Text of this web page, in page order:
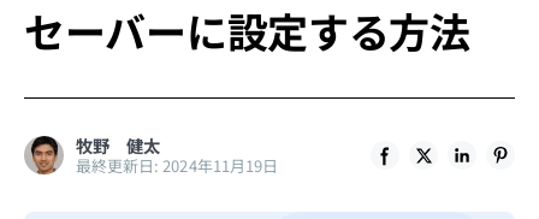
BuhoRepair
BuhoLaunchpad
その他
セーバーに設定する方法
牧野 健太
最終更新日: 2024年11月19日